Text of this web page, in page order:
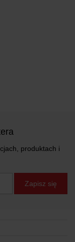
produktach i
Zapisz się